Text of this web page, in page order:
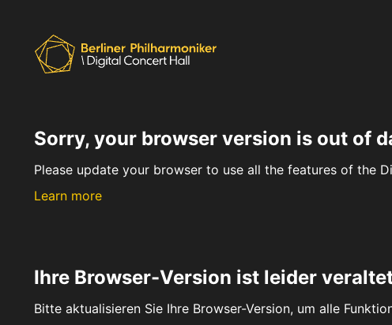
Sorry, your browser version is out of
Please update your browser to use all the features of the
Learn more
Ihre Browser-Version ist leider
Bitte aktualisieren Sie Ihre Browser-Version, um alle